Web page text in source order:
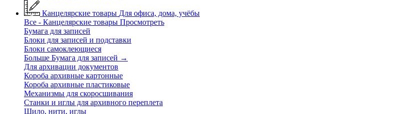
Канцелярские товары Для офиса, дома, учёбы
Все - Канцелярские товары Просмотреть
Бумага для записей
Блоки для записей и подставки
Блоки самоклеющиеся
Больше Бумага для записей →
Для архивации документов
Короба архивные картонные
Короба архивные пластиковые
Механизмы для скоросшивания
Станки и иглы для архивного переплета
Шило, нити, иглы